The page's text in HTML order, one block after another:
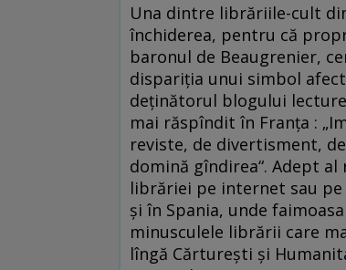
Una dintre librăriile-cult
închiderea, pentru că
baronul de Beaugrenier,
dispariţia unui simbol
deţinătorul blogului
mai răspîndit în Franţa :
reviste, de divertisment,
domină gîndirea“. Adept
librăriei pe internet sau
şi în Spania, unde
minusculele librării care
lîngă Cărtureşti şi